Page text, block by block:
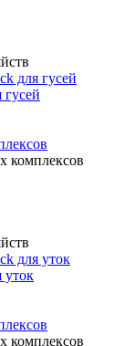
для гусей
комплексов
для уток
комплексов